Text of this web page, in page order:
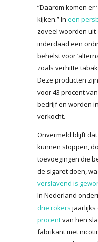
“Daarom komen er
kijken.” In een
zoveel woorden uit
inderdaad een
behelst voor
zoals verhitte
Deze producten
voor 43 procent
bedrijf en worden
verkocht.
Onvermeld blijft
kunnen stoppen,
toevoegingen die
de sigaret doen,
verslavend is
In Nederland
drie rokers jaarlijks
procentvan hen
fabrikant met